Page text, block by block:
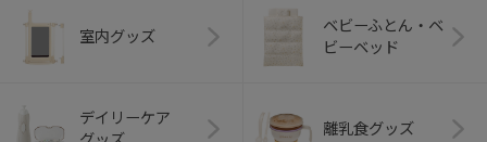
室内グッズ
ベビーふとん・ベ
ビーベッド
デイリーケア
離乳食グッズ